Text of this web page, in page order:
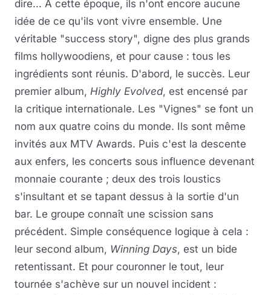
dire... A cette époque, ils n'ont encore aucune
idée de ce qu'ils vont vivre ensemble. Une
véritable "success story", digne des plus grands
films hollywoodiens, et pour cause : tous les
ingrédients sont réunis. D'abord, le succès. Leur
premier album, Highly Evolved, est encensé par
la critique internationale. Les "Vignes" se font un
nom aux quatre coins du monde. Ils sont même
invités aux MTV Awards. Puis c'est la descente
aux enfers, les concerts sous influence devenant
monnaie courante ; deux des trois loustics
s'insultant et se tapant dessus à la sortie d'un
bar. Le groupe connaît une scission sans
précédent. Simple conséquence logique à cela :
leur second album, Winning Days, est un bide
retentissant. Et pour couronner le tout, leur
tournée s'achève sur un nouvel incident :